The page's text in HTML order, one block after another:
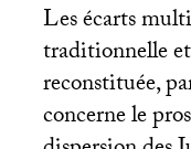
Les écarts
traditionnelle
reconstituée,
concerne le